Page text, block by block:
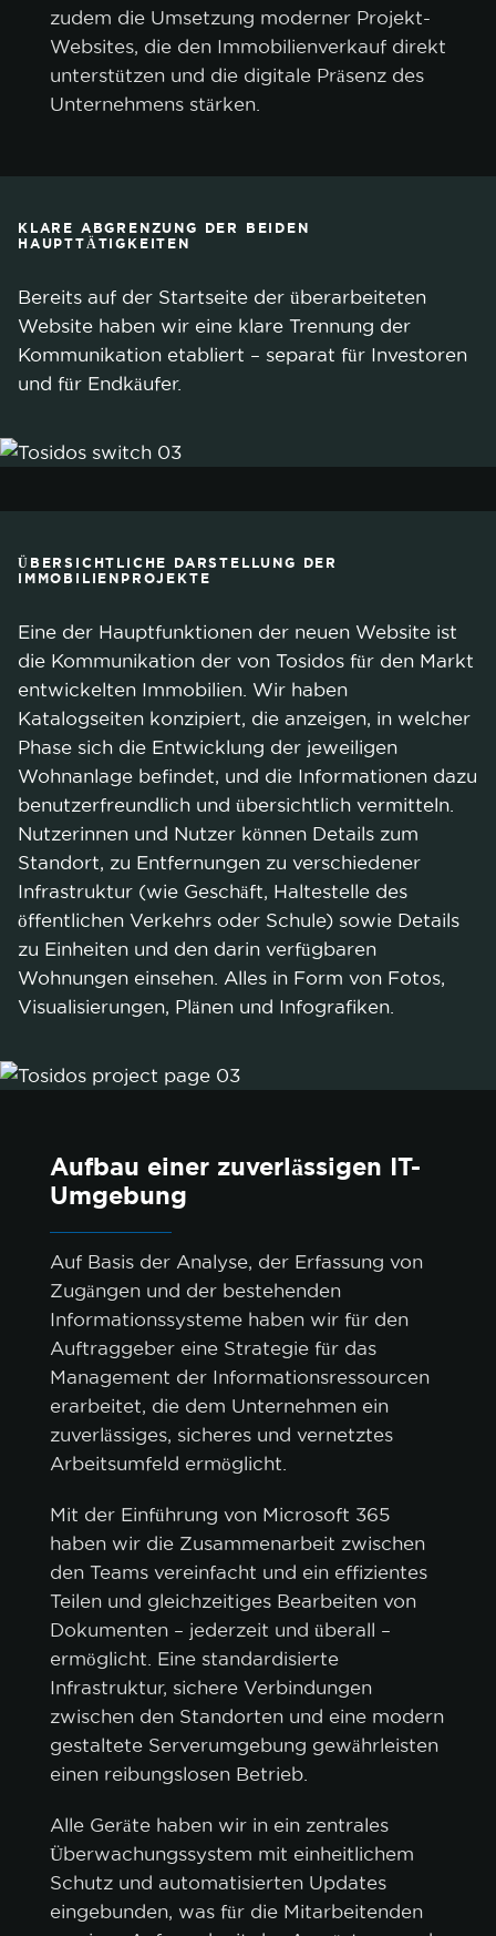
zudem die Umsetzung moderner Projekt-
Websites, die den Immobilienverkauf direkt
unterstützen und die digitale Präsenz des
Unternehmens stärken.
KLARE ABGRENZUNG DER BEIDEN
HAUPTTÄTIGKEITEN
Bereits auf der Startseite der überarbeiteten
Website haben wir eine klare Trennung der
Kommunikation etabliert – separat für Investoren
und für Endkäufer.
ÜBERSICHTLICHE DARSTELLUNG DER
IMMOBILIENPROJEKTE
Eine der Hauptfunktionen der neuen Website ist
die Kommunikation der von Tosidos für den Markt
entwickelten Immobilien. Wir haben
Katalogseiten konzipiert, die anzeigen, in welcher
Phase sich die Entwicklung der jeweiligen
Wohnanlage befindet, und die Informationen dazu
benutzerfreundlich und übersichtlich vermitteln.
Nutzerinnen und Nutzer können Details zum
Standort, zu Entfernungen zu verschiedener
Infrastruktur (wie Geschäft, Haltestelle des
öffentlichen Verkehrs oder Schule) sowie Details
zu Einheiten und den darin verfügbaren
Wohnungen einsehen. Alles in Form von Fotos,
Visualisierungen, Plänen und Infografiken.
Aufbau einer zuverlässigen IT-
Umgebung
Auf Basis der Analyse, der Erfassung von
Zugängen und der bestehenden
Informationssysteme haben wir für den
Auftraggeber eine Strategie für das
Management der Informationsressourcen
erarbeitet, die dem Unternehmen ein
zuverlässiges, sicheres und vernetztes
Arbeitsumfeld ermöglicht.
Mit der Einführung von Microsoft 365
haben wir die Zusammenarbeit zwischen
den Teams vereinfacht und ein effizientes
Teilen und gleichzeitiges Bearbeiten von
Dokumenten – jederzeit und überall –
ermöglicht. Eine standardisierte
Infrastruktur, sichere Verbindungen
zwischen den Standorten und eine modern
gestaltete Serverumgebung gewährleisten
einen reibungslosen Betrieb.
Alle Geräte haben wir in ein zentrales
Überwachungssystem mit einheitlichem
Schutz und automatisierten Updates
eingebunden, was für die Mitarbeitenden